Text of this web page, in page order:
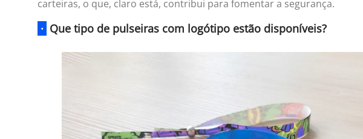
carteiras, o que, claro está, contribui para fomentar a segurança.
· Que tipo de pulseiras com logótipo estão disponíveis?